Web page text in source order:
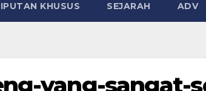
KHUSUS SEJARAH ADV
yang-sangat-